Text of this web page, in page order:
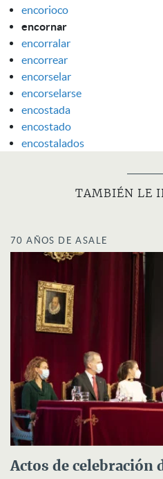
encorioco
encornar
encorralar
encorrear
encorselar
encorselarse
encostada
encostado
encostalados
TAMBIÉN LE
70 AÑOS DE ASALE
Actos de celebración